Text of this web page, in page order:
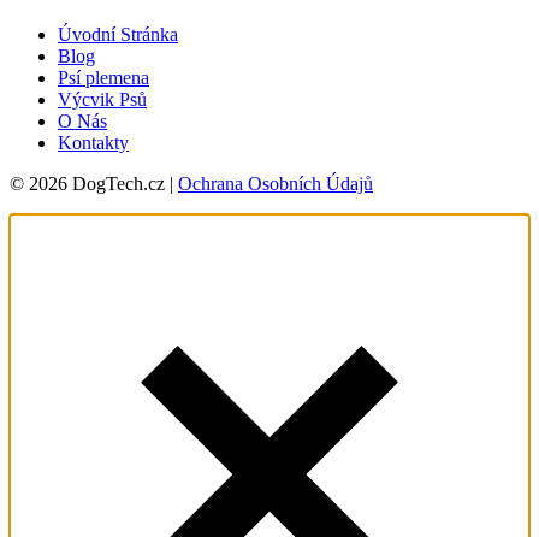
Úvodní Stránka
Blog
Psí plemena
Výcvik Psů
O Nás
Kontakty
© 2026 DogTech.cz | Ochrana Osobních Údajů